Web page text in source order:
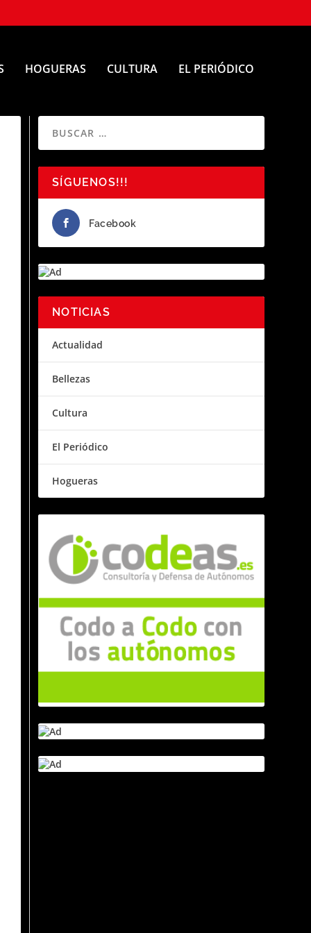
HOGUERAS CULTURA EL PERIÓDICO
SÍGUENOS!!!
Facebook
NOTICIAS
Actualidad
Bellezas
Cultura
El Periódico
Hogueras